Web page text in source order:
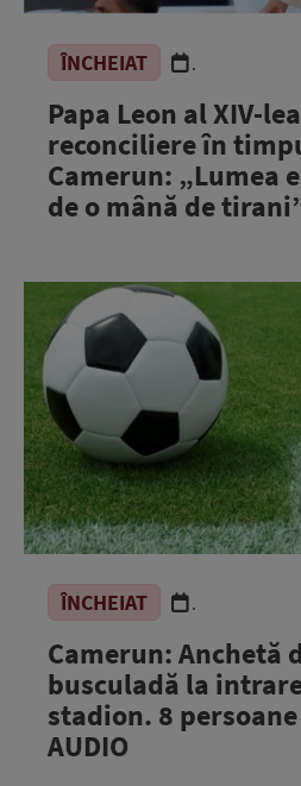
ÎNCHEIAT .
Papa Leon al XIV-
reconciliere în
Camerun: „Lumea
de o mână de
ÎNCHEIAT .
Camerun: Anchetă
busculadă la
stadion. 8
AUDIO